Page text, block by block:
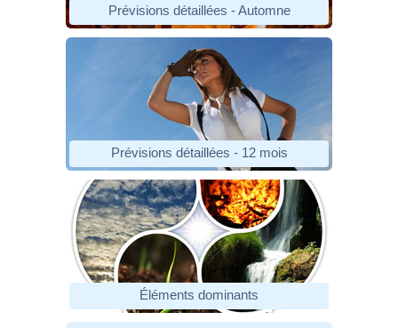
Prévisions détaillées - Automne
Prévisions détaillées - 12 mois
Éléments dominants